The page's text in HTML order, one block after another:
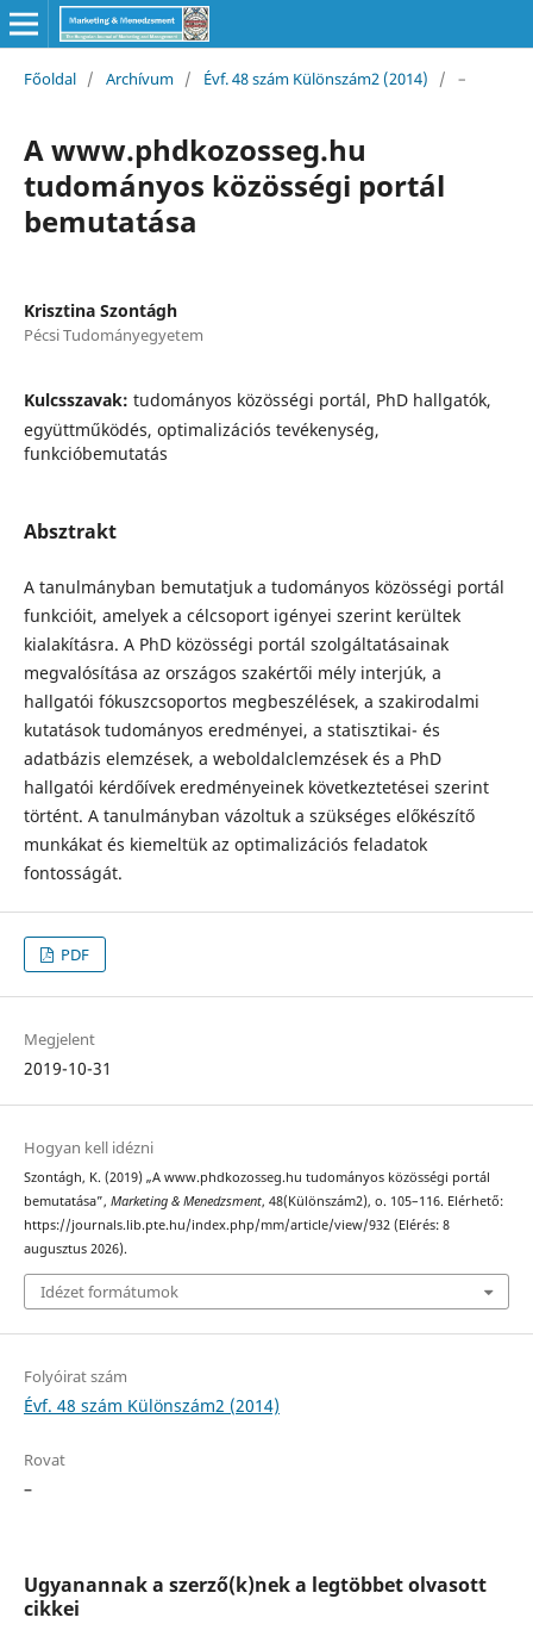
Főoldal / Archívum / Évf. 48 szám Különszám2 (2014) / –
A www.phdkozosseg.hu
tudományos közösségi portál
bemutatása
Krisztina Szontágh
Pécsi Tudományegyetem
Kulcsszavak: tudományos közösségi portál, PhD hallgatók,
együttműködés, optimalizációs tevékenység,
funkcióbemutatás
Absztrakt
A tanulmányban bemutatjuk a tudományos közösségi portál
funkcióit, amelyek a célcsoport igényei szerint kerültek
kialakításra. A PhD közösségi portál szolgáltatásainak
megvalósítása az országos szakértői mély interjúk, a
hallgatói fókuszcsoportos megbeszélések, a szakirodalmi
kutatások tudományos eredményei, a statisztikai- és
adatbázis elemzések, a weboldalclemzések és a PhD
hallgatói kérdőívek eredményeinek következtetései szerint
történt. A tanulmányban vázoltuk a szükséges előkészítő
munkákat és kiemeltük az optimalizációs feladatok
fontosságát.
PDF
Megjelent
2019-10-31
Hogyan kell idézni
Szontágh, K. (2019) „A www.phdkozosseg.hu tudományos közösségi portál
bemutatása”, Marketing & Menedzsment, 48(Különszám2), o. 105–116. Elérhető:
https://journals.lib.pte.hu/index.php/mm/article/view/932 (Elérés: 8
augusztus 2026).
Idézet formátumok
Folyóirat szám
Évf. 48 szám Különszám2 (2014)
Rovat
–
Ugyanannak a szerző(k)nek a legtöbbet olvasott
cikkei